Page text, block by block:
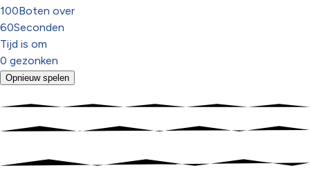
100Boten over
60Seconden
Tijd is om
0 gezonken
Opnieuw spelen